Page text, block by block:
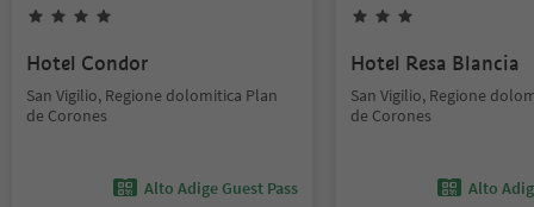
Hotel Condor
San Vigilio, Regione dolomitica Plan
de Corones
Alto Adige Guest Pass
Hotel Resa Blancia
San Vigilio, Regione
de Corones
Alto